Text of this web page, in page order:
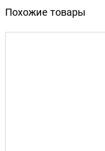
Похожие товары